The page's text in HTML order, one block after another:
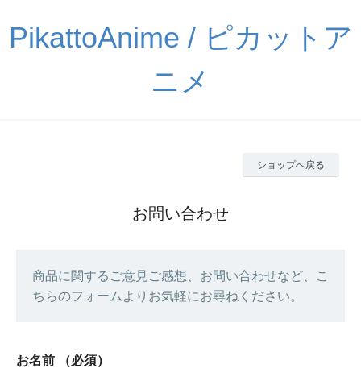
PikattoAnime / ピカットア
ニメ
ショップへ戻る
お問い合わせ
商品に関するご意見ご感想、お問い合わせなど、こ
ちらのフォームよりお気軽にお尋ねください。
お名前 （必須）